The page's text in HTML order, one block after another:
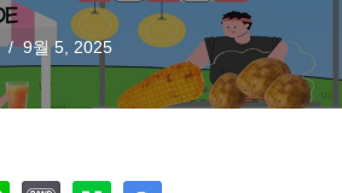
9월 5, 2025